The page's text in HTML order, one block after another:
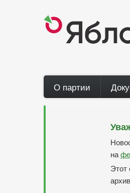
Main
navigation
О партии
на
Этот